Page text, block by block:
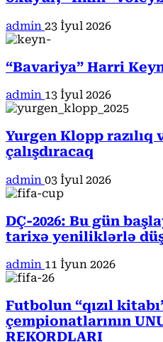
admin 23 İyul 2026
“Bavariya” Harri
admin 13 İyul 2026
Yurgen Klopp
çalışdıracaq
admin 03 İyul 2026
DÇ-2026: Bu gün
tarixə yeniliklərlə
admin 11 İyun 2026
Futbolun “qızıl
çempionatlarının
REKORDLARI